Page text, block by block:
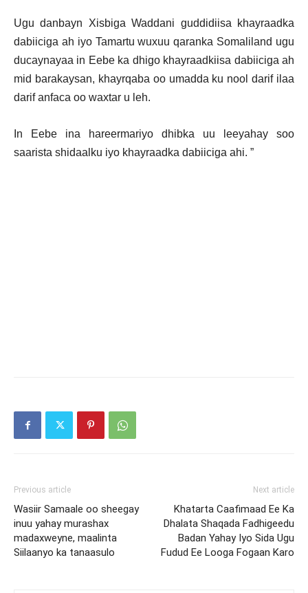
Ugu danbayn Xisbiga Waddani guddidiisa khayraadka
dabiiciga ah iyo Tamartu wuxuu qaranka Somaliland ugu
ducaynayaa in Eebe ka dhigo khayraadkiisa dabiiciga ah
mid barakaysan, khayrqaba oo umadda ku nool darif ilaa
darif anfaca oo waxtar u leh.
In Eebe ina hareermariyo dhibka uu leeyahay soo
saarista shidaalku iyo khayraadka dabiiciga ahi. ”
Previous article
Wasiir Samaale oo sheegay
inuu yahay murashax
madaxweyne, maalinta
Siilaanyo ka tanaasulo
Next article
Khatarta Caafimaad Ee Ka
Dhalata Shaqada Fadhigeedu
Badan Yahay Iyo Sida Ugu
Fudud Ee Looga Fogaan Karo